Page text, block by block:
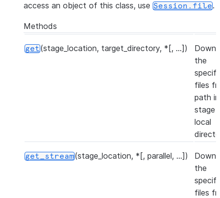
access an object of this class, use Session.file.
Methods
get(stage_location, target_directory, *[, ...])
the
files
path
stage
local
get_stream(stage_location, *[, parallel, ...])
the
files